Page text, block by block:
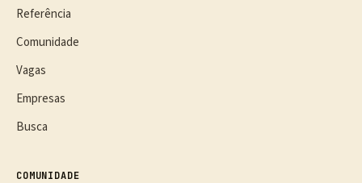
Referência
Comunidade
Vagas
Empresas
Busca
COMUNIDADE